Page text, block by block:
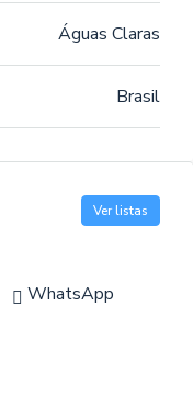
Águas Claras
Brasil
Ver listas
WhatsApp